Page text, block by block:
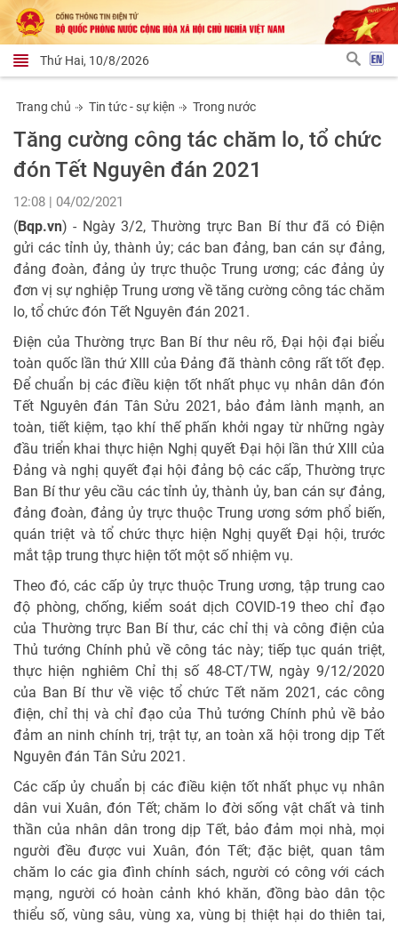
Thứ Hai, 10/8/2026
Trang chủ Tin tức - sự kiện Trong nước
Tăng cường công tác chăm lo, tổ chức
đón Tết Nguyên đán 2021
12:08 | 04/02/2021
(Bqp.vn) - Ngày 3/2, Thường trực Ban Bí thư đã có Điện
gửi các tỉnh ủy, thành ủy; các ban đảng, ban cán sự đảng,
đảng đoàn, đảng ủy trực thuộc Trung ương; các đảng ủy
đơn vị sự nghiệp Trung ương về tăng cường công tác chăm
lo, tổ chức đón Tết Nguyên đán 2021.
Điện của Thường trực Ban Bí thư nêu rõ, Đại hội đại biểu
toàn quốc lần thứ XIII của Đảng đã thành công rất tốt đẹp.
Để chuẩn bị các điều kiện tốt nhất phục vụ nhân dân đón
Tết Nguyên đán Tân Sửu 2021, bảo đảm lành mạnh, an
toàn, tiết kiệm, tạo khí thế phấn khởi ngay từ những ngày
đầu triển khai thực hiện Nghị quyết Đại hội lần thứ XIII của
Đảng và nghị quyết đại hội đảng bộ các cấp, Thường trực
Ban Bí thư yêu cầu các tỉnh ủy, thành ủy, ban cán sự đảng,
đảng đoàn, đảng ủy trực thuộc Trung ương sớm phổ biến,
quán triệt và tổ chức thực hiện Nghị quyết Đại hội, trước
mắt tập trung thực hiện tốt một số nhiệm vụ.
Theo đó, các cấp ủy trực thuộc Trung ương, tập trung cao
độ phòng, chống, kiểm soát dịch COVID-19 theo chỉ đạo
của Thường trực Ban Bí thư, các chỉ thị và công điện của
Thủ tướng Chính phủ về công tác này; tiếp tục quán triệt,
thực hiện nghiêm Chỉ thị số 48-CT/TW, ngày 9/12/2020
của Ban Bí thư về việc tổ chức Tết năm 2021, các công
điện, chỉ thị và chỉ đạo của Thủ tướng Chính phủ về bảo
đảm an ninh chính trị, trật tự, an toàn xã hội trong dịp Tết
Nguyên đán Tân Sửu 2021.
Các cấp ủy chuẩn bị các điều kiện tốt nhất phục vụ nhân
dân vui Xuân, đón Tết; chăm lo đời sống vật chất và tinh
thần của nhân dân trong dịp Tết, bảo đảm mọi nhà, mọi
người đều được vui Xuân, đón Tết; đặc biệt, quan tâm
chăm lo các gia đình chính sách, người có công với cách
mạng, người có hoàn cảnh khó khăn, đồng bào dân tộc
thiểu số, vùng sâu, vùng xa, vùng bị thiệt hại do thiên tai,